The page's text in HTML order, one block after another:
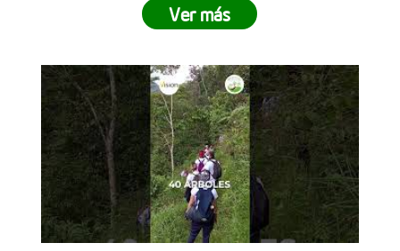
significativa en nuestro planeta.¿Listo para dejar
tu propia huella? Únete a este movimiento verde y
nuestra página web para más información sobre
cómo puedes participar. www.reddearboles.org
Ver más